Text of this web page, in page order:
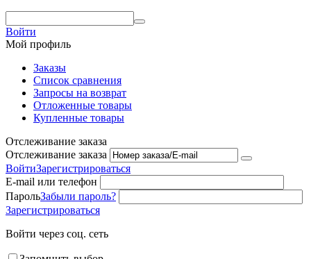
Войти
Мой профиль
Заказы
Список сравнения
Запросы на возврат
Отложенные товары
Купленные товары
Отслеживание заказа
Отслеживание заказа
ВойтиЗарегистрироваться
E-mail или телефон
ПарольЗабыли пароль?
Зарегистрироваться
Войти через соц. сеть